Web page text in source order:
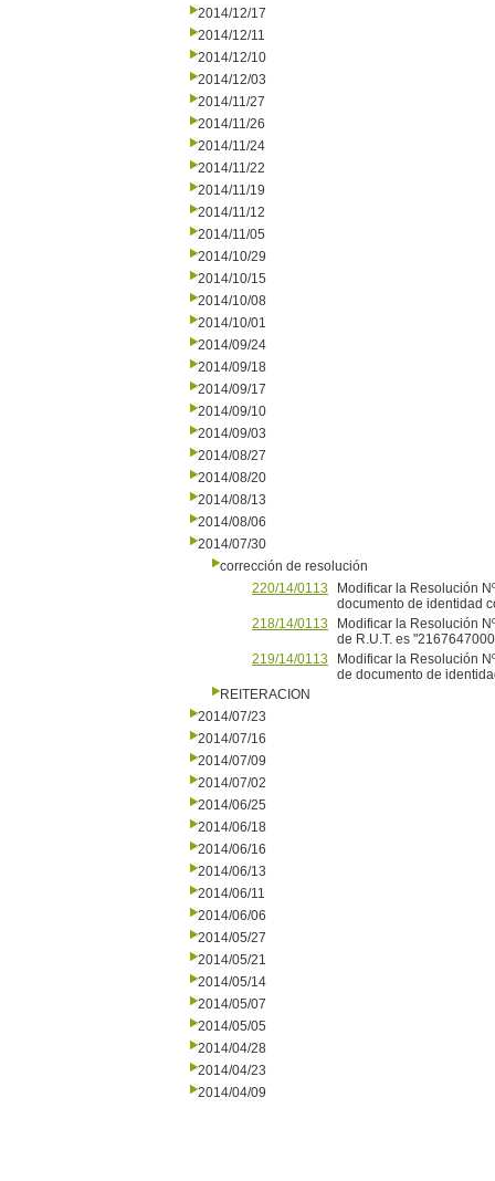
2014/12/17
2014/12/11
2014/12/10
2014/12/03
2014/11/27
2014/11/26
2014/11/24
2014/11/22
2014/11/19
2014/11/12
2014/11/05
2014/10/29
2014/10/15
2014/10/08
2014/10/01
2014/09/24
2014/09/18
2014/09/17
2014/09/10
2014/09/03
2014/08/27
2014/08/20
2014/08/13
2014/08/06
2014/07/30
corrección de resolución
220/14/0113
Modificar la Resolución
documento de identidad
218/14/0113
Modificar la Resolución
de R.U.T. es
219/14/0113
Modificar la Resolución
de documento de
REITERACION
2014/07/23
2014/07/16
2014/07/09
2014/07/02
2014/06/25
2014/06/18
2014/06/16
2014/06/13
2014/06/11
2014/06/06
2014/05/27
2014/05/21
2014/05/14
2014/05/07
2014/05/05
2014/04/28
2014/04/23
2014/04/09